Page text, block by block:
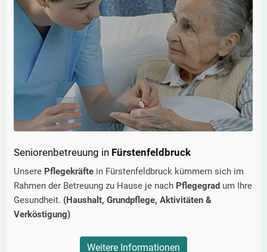
Seniorenbetreuung in Fürstenfeldbruck
Unsere Pflegekräfte in Fürstenfeldbruck kümmern sich im
Rahmen der Betreuung zu Hause je nach Pflegegrad um Ihre
Gesundheit. (Haushalt, Grundpflege, Aktivitäten &
Verköstigung)
Weitere Informationen